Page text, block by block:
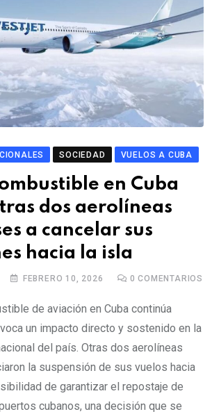
SOCIEDAD VUELOS A CUBA
en Cuba
dos aerolíneas
a cancelar sus
hacia la isla
FEBRERO 10, 2026 0 COMENTARIOS
de aviación en Cuba continúa
un impacto directo y sostenido en la
del país. Otras dos aerolíneas
la suspensión de sus vuelos hacia
de garantizar el repostaje de
cubanos, una decisión que se